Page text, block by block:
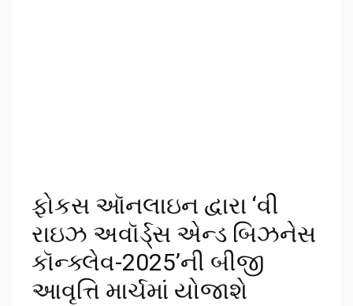
ફોકસ ઑનલાઇન દ્વારા ‘વી
રાઇઝ અવૉર્ડ્સ એન્ડ બિઝનેસ
કૉન્ક્લેવ-2025’ની બીજી
આવૃત્તિ માર્ચમાં યોજાશે